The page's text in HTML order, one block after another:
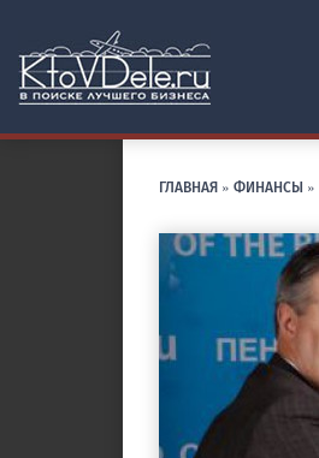
ГЛАВНАЯ » ФИНАНСЫ »